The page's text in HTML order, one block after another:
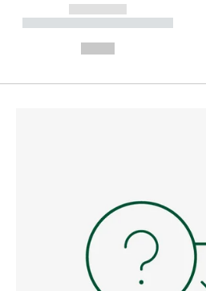
------------
----------- ----------- --------